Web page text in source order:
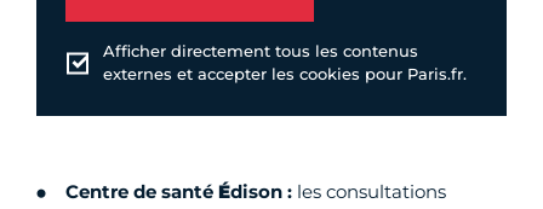
Afficher directement tous les contenus
externes et accepter les cookies pour Paris.fr.
Centre de santé Édison : les consultations